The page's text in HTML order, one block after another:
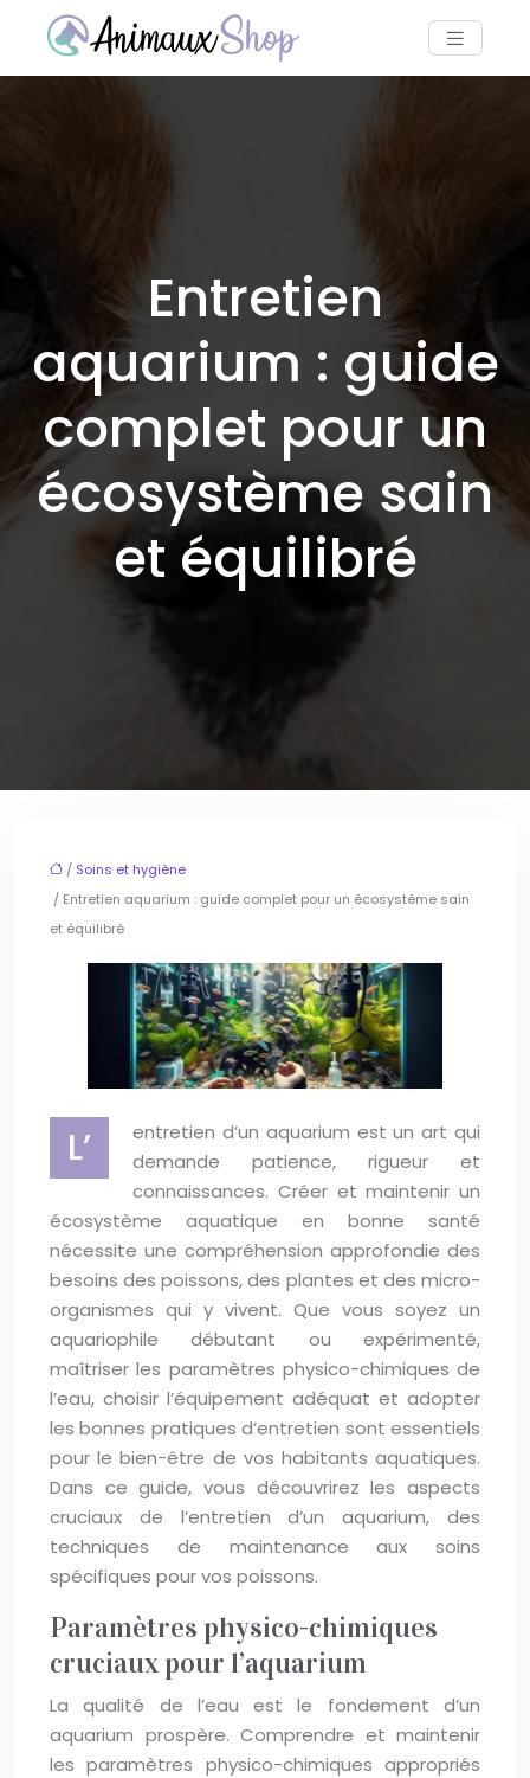
Entretien
aquarium : guide
complet pour un
écosystème sain
et équilibré
/ Soins et hygiène
/ Entretien aquarium : guide complet pour un écosystème sain
et équilibré
L’
entretien d’un aquarium est un art qui
demande patience, rigueur et
connaissances. Créer et maintenir un
écosystème aquatique en bonne santé
nécessite une compréhension approfondie des
besoins des poissons, des plantes et des micro-
organismes qui y vivent. Que vous soyez un
aquariophile débutant ou expérimenté,
maîtriser les paramètres physico-chimiques de
l’eau, choisir l’équipement adéquat et adopter
les bonnes pratiques d’entretien sont essentiels
pour le bien-être de vos habitants aquatiques.
Dans ce guide, vous découvrirez les aspects
cruciaux de l’entretien d’un aquarium, des
techniques de maintenance aux soins
spécifiques pour vos poissons.
Paramètres physico-chimiques
cruciaux pour l’aquarium
La qualité de l’eau est le fondement d’un
aquarium prospère. Comprendre et maintenir
les paramètres physico-chimiques appropriés